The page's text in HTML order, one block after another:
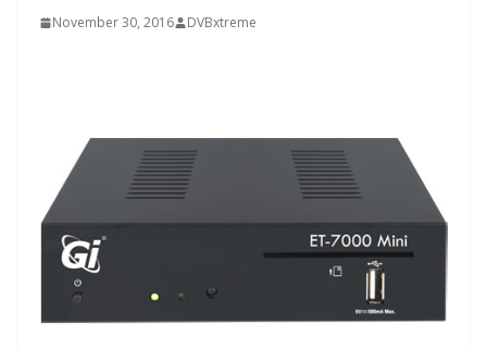
November 30, 2016 DVBxtreme